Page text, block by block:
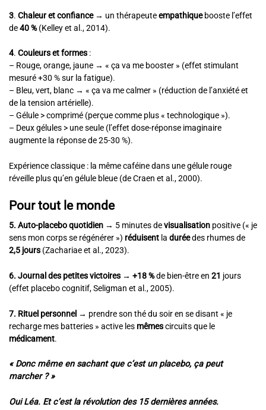
3. Chaleur et confiance→ un thérapeuteempathique booste l’effet
de40 %(Kelley et al., 2014).
4. Couleurs et formes :
– Rouge, orange, jaune → « ça va me booster » (effet stimulant
mesuré +30 % sur la fatigue).
– Bleu, vert, blanc → « ça va me calmer » (réduction de l’anxiété et
de la tension artérielle).
– Gélule > comprimé (perçue comme plus « technologique »).
– Deux gélules > une seule (l’effet dose-réponse imaginaire
augmente la réponse de 25-30 %).
Expérience classique : la même caféine dans une gélule rouge
réveille plus qu’en gélule bleue (de Craen et al., 2000).
Pour tout le monde
5. Auto-placebo quotidien → 5 minutes devisualisation positive (« je
sens mon corps se régénérer ») réduisent la duréedes rhumes de
2,5 jours (Zachariae et al., 2023).
6. Journal des petites victoires → +18 %de bien-être en 21 jours
(effet placebo cognitif, Seligman et al., 2005).
7. Rituel personnel → prendre son thé du soir en se disant « je
recharge mes batteries » active les mêmescircuits que le
médicament.
« Donc même en sachant que c’est un placebo, ça peut
marcher ? »
Oui Léa. Et c’est la révolution des 15 dernières années.